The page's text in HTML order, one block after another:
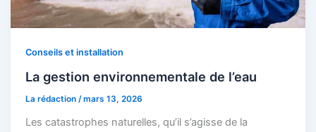
Conseils et installation
La gestion environnementale de l’eau
La rédaction/mars 13, 2026
Les catastrophes naturelles, qu’il s’agisse de la